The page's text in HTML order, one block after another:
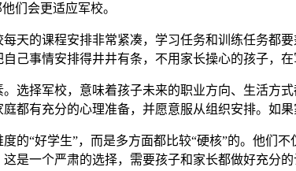
们会更适应军校。
天的课程安排非常紧凑，学习任务和训练任务都
己事情安排得井井有条，不用家长操心的孩子，在
选择军校，意味着孩子未来的职业方向、生活方
都有充分的心理准备，并愿意服从组织安排。如
的“好学生”，而是多方面都比较“硬核”的。他们
是一个严肃的选择，需要孩子和家长都做好充分